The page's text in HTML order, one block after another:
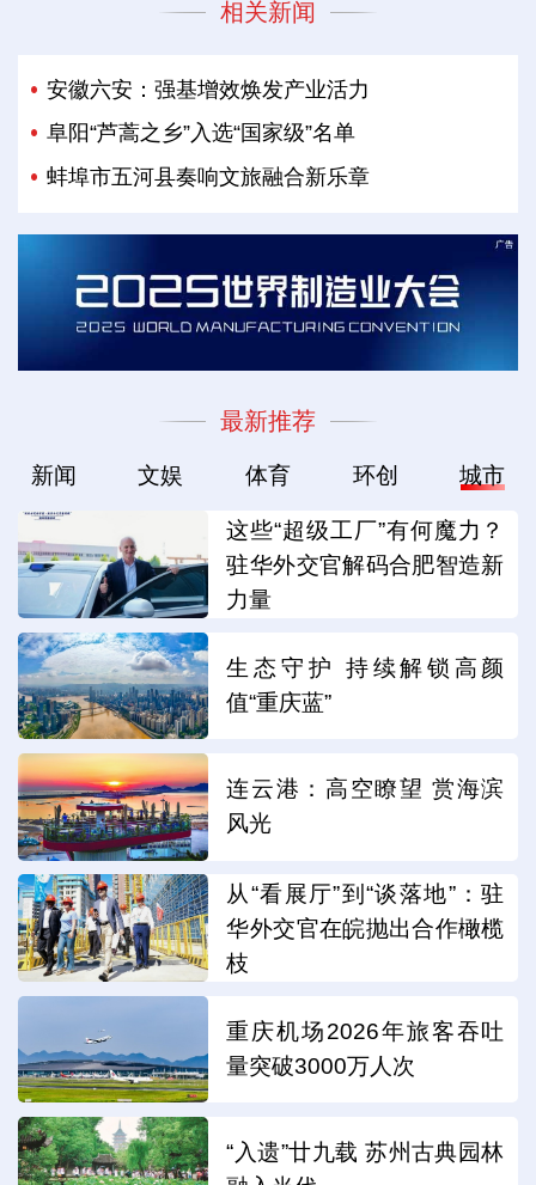
相关新闻
安徽六安：强基增效焕发产业活力
阜阳“芦蒿之乡”入选“国家级”名单
蚌埠市五河县奏响文旅融合新乐章
最新推荐
新闻 文娱 体育 环创 城市
这些“超级工厂”有何魔力？
驻华外交官解码合肥智造新
力量
生态守护 持续解锁高颜
值“重庆蓝”
连云港：高空瞭望 赏海滨
风光
从“看展厅”到“谈落地”：驻
华外交官在皖抛出合作橄榄
枝
重庆机场2026年旅客吞吐
量突破3000万人次
“入遗”廿九载 苏州古典园林